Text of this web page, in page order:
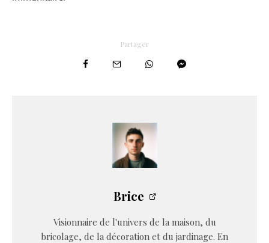
Partager
Brice
Visionnaire de l'univers de la maison, du
bricolage, de la décoration et du jardinage. En